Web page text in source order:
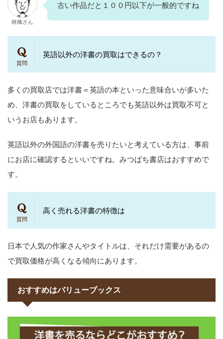
林檎さん
古い作品だと１００円以下が一般的ですね
英語以外の洋書の買取はできるの？
多くの買取店では洋書＝英語の本といった意味合いが多いた
め、洋書の買取をしているところでも英語以外は買取不可と
いうお店もあります。
英語以外の外国語の洋書を売りたいと考えている方は、事前
にお店に確認するといいですね。みつばち書店はおすすめで
す。
高く売れる洋書の特徴は
日本で人気の作家さんやタイトルは、それだけ需要があるの
で買取価格が高くなる傾向にあります。
おすすめはバリューブックス